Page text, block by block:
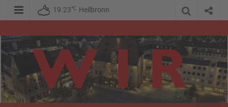
19.23℃ Heilbronn
wir-hn.de –
wirland.eu